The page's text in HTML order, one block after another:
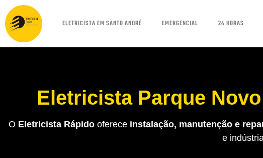
ELETRICISTA EM SANTO ANDRÉ EMERGENCIAL 24 HORAS
Eletricista Parque
O Eletricista Rápido oferece instalação, manutenção e
e